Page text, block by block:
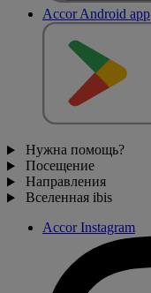
Accor Android app
Нужна помощь?
Посещение
Направления
Вселенная ibis
Accor Instagram